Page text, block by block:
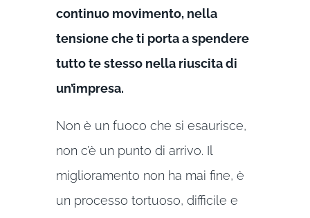
continuo movimento, nella
tensione che ti porta a spendere
tutto te stesso nella riuscita di
un’impresa.
Non è un fuoco che si esaurisce,
non c’è un punto di arrivo. Il
miglioramento non ha mai fine, è
un processo tortuoso, difficile e